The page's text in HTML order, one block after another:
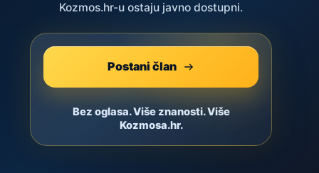
Kozmos.hr-u ostaju javno dostupni.
Postani član
Bez oglasa. Više znanosti. Više
Kozmosa.hr.